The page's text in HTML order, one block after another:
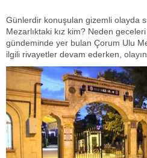
Günlerdir konuşulan gizemli olayda
Mezarlıktaki kız kim? Neden
gündeminde yer bulan Çorum Ulu
ilgili rivayetler devam ederken,